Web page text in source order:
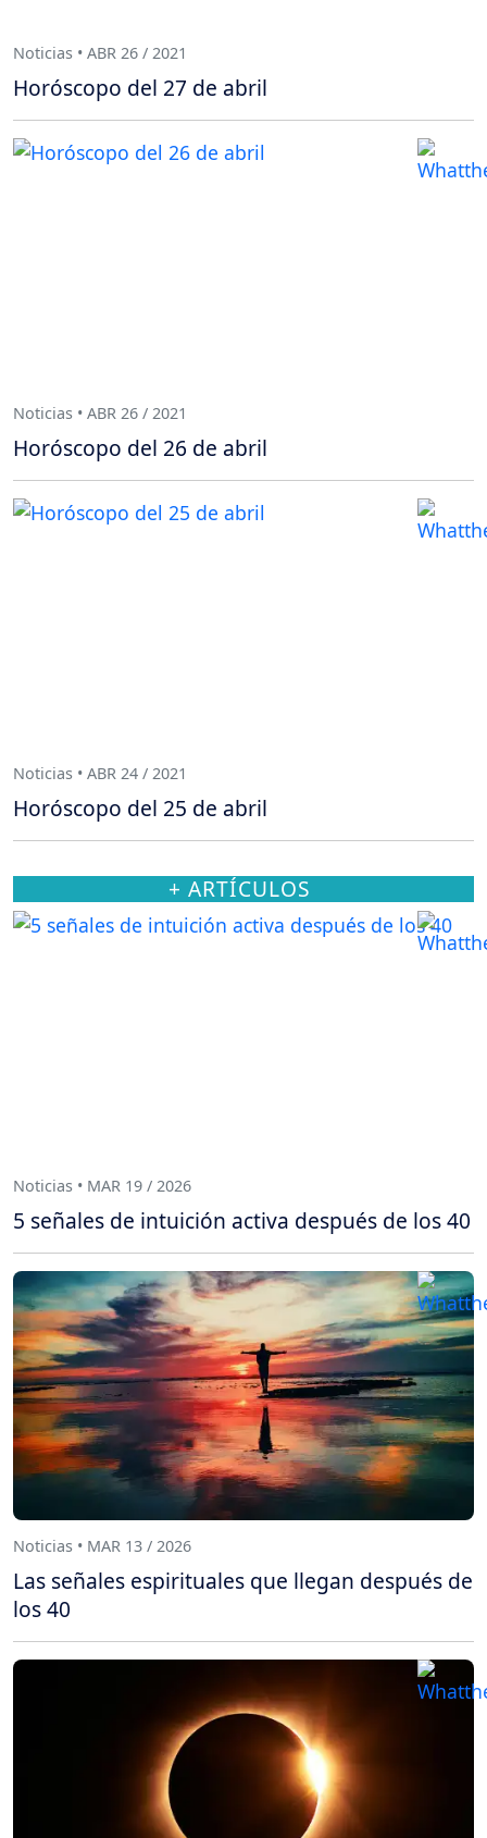
Noticias • ABR 26 / 2021
Horóscopo del 27 de abril
Noticias • ABR 26 / 2021
Horóscopo del 26 de abril
Noticias • ABR 24 / 2021
Horóscopo del 25 de abril
+ ARTÍCULOS
Noticias • MAR 19 / 2026
5 señales de intuición activa después de los 40
Noticias • MAR 13 / 2026
Las señales espirituales que llegan después de
los 40